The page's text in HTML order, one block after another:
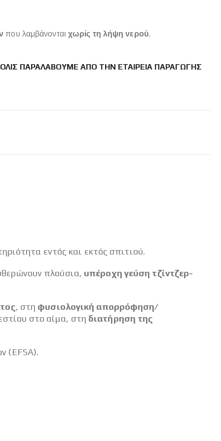
που λαμβάνονται χωρίς τη λήψη νερού.
ΠΑΡΑΛΆΒΟΥΜΕ ΑΠΌ ΤΗΝ ΕΤΑΙΡΕΊΑ ΠΑΡΑΓΩΓΉΣ
εντός και εκτός σπιτιού.
πλούσια, υπέροχη γεύση τζίντζερ-
, στη φυσιολογική απορρόφηση/
στο αίμα, στη διατήρηση της
(EFSA).